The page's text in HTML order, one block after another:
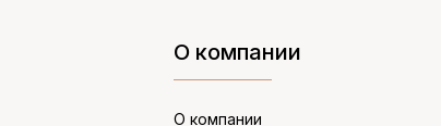
О компании
О компании